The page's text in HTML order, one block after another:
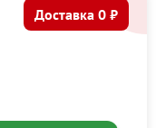
Доставка 0 ₽